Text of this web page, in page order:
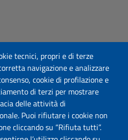
tecnici, propri e di terze
navigazione e analizzare
cookie di profilazione e
di terzi per mostrare
delle attività di
Puoi rifiutare i cookie non
cliccando su “Rifiuta tutti”.